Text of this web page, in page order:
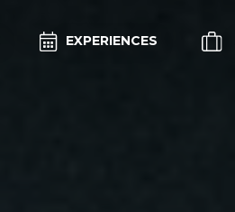
EXPERIENCES